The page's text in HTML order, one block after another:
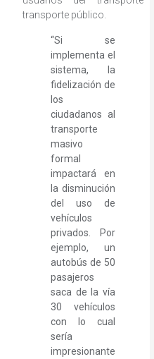
transporte público.
“Si se
implementa el
sistema, la
fidelización de
los
ciudadanos al
transporte
masivo
formal
impactará en
la disminución
del uso de
vehículos
privados. Por
ejemplo, un
autobús de 50
pasajeros
saca de la vía
30 vehículos
con lo cual
sería
impresionante